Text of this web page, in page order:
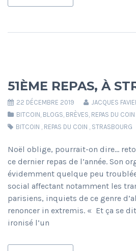
51ÈME REPAS, À
22 DÉCEMBRE 2019
JACQUES
BITCOIN, BLOGS, BRÈVES, REPAS DU COIN
BITCOIN , REPAS DU COIN , STRASBOURG
Noël oblige, pourrait-on dire…
ce dernier repas de l’année. Son
évidemment quelque peu
social affectant notamment les
parisiens, inquiets de ce genre
renoncer in extremis. « Et ça se
ironisé l’un